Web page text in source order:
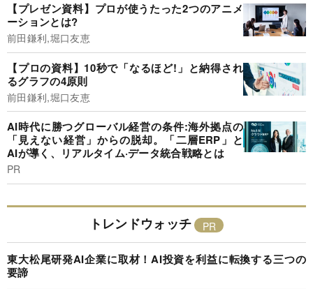
【プレゼン資料】プロが使うたった2つのアニメ
ーションとは?
前田鎌利,堀口友恵
【プロの資料】10秒で「なるほど!」と納得され
るグラフの4原則
前田鎌利,堀口友恵
AI時代に勝つグローバル経営の条件:海外拠点の
「見えない経営」からの脱却。「二層ERP」と
AIが導く、リアルタイム·データ統合戦略とは
PR
トレンドウォッチ
東大松尾研発AI企業に取材！AI投資を利益に転換する三つの
要諦